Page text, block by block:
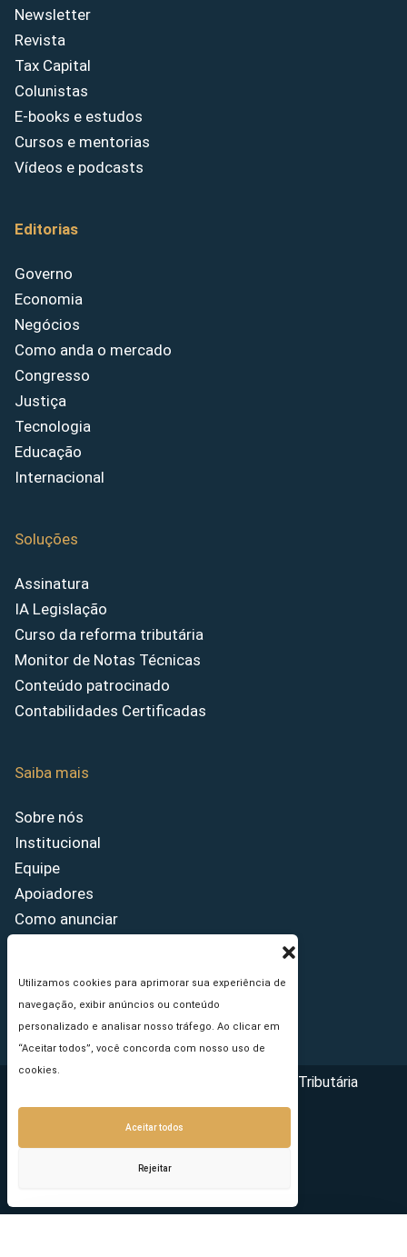
Utilizamos cookies para aprimorar sua experiência de
navegação, exibir anúncios ou conteúdo
personalizado e analisar nosso tráfego. Ao clicar em
“Aceitar todos”, você concorda com nosso uso de
cookies.
Aceitar todos
Rejeitar
Newsletter
Revista
Tax Capital
Colunistas
E-books e estudos
Cursos e mentorias
Vídeos e podcasts
Editorias
Governo
Economia
Negócios
Como anda o mercado
Congresso
Justiça
Tecnologia
Educação
Internacional
Soluções
Assinatura
IA Legislação
Curso da reforma tributária
Monitor de Notas Técnicas
Conteúdo patrocinado
Contabilidades Certificadas
Saiba mais
Sobre nós
Institucional
Equipe
Apoiadores
Como anunciar
Princípios Editoriais
Copyright © 2026 - Portal da Reforma Tributária